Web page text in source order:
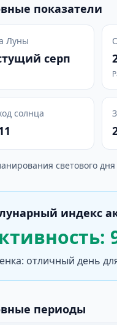
показатели
Луны
серп
солнца
светового
индекс
отличный день
периоды